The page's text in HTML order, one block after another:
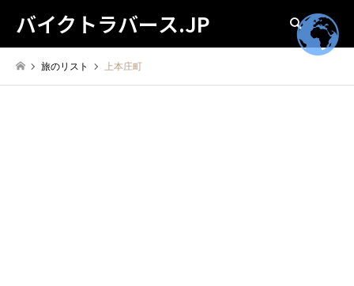
バイクトラバース.JP 検索
旅のリスト 上本庄町